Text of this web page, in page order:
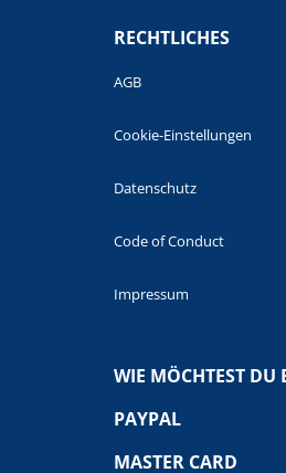
RECHTLICHES
AGB
Cookie-Einstellungen
Datenschutz
Code of Conduct
Impressum
WIE MÖCHTEST DU
PAYPAL
MASTER CARD